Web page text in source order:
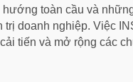
toàn cầu và
trị doanh nghiệp. Việc
tiến và mở rộng các